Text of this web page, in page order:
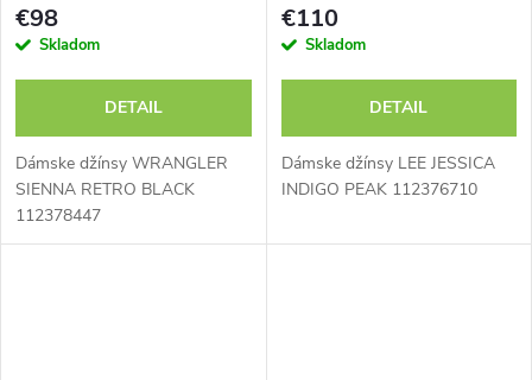
€98
Skladom
DETAIL
Dámske džínsy WRANGLER
SIENNA RETRO BLACK
112378447
€110
Skladom
DETAIL
Dámske džínsy LEE JESSICA
INDIGO PEAK 112376710